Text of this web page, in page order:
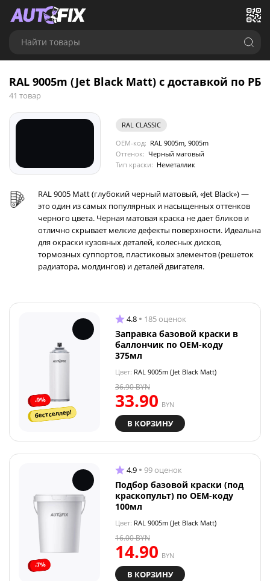
Найти товары
RAL 9005m (Jet Black Matt) с доставкой по РБ
41 товар
RAL CLASSIC
OEM-код: RAL 9005m, 9005m
Оттенок: Черный матовый
Тип краски: Неметаллик
RAL 9005 Matt (глубокий черный матовый, «Jet Black») —
это один из самых популярных и насыщенных оттенков
черного цвета. Черная матовая краска не дает бликов и
отлично скрывает мелкие дефекты поверхности. Идеальна
для окраски кузовных деталей, колесных дисков,
тормозных суппортов, пластиковых элементов (решеток
радиатора, молдингов) и деталей двигателя.
-9%
бестселлер!
4.8 185 оценок
Заправка базовой краски в
баллончик по OEM-коду
375мл
Цвет: RAL 9005m (Jet Black Matt)
33.90 BYN
36.90BYN
В КОРЗИНУ
-7%
4.9 99 оценок
Подбор базовой краски (под
краскопульт) по OEM-коду
100мл
Цвет: RAL 9005m (Jet Black Matt)
14.90 BYN
16.00BYN
В КОРЗИНУ